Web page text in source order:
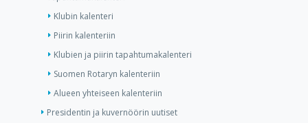
Klubin kalenteri
Piirin kalenteriin
Klubien ja piirin tapahtumakalenteri
Suomen Rotaryn kalenteriin
Alueen yhteiseen kalenteriin
Presidentin ja kuvernöörin uutiset